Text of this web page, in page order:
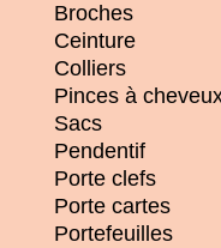
Broches
Ceinture
Colliers
Pinces à
Sacs
Pendentif
Porte clefs
Porte cartes
Portefeuilles